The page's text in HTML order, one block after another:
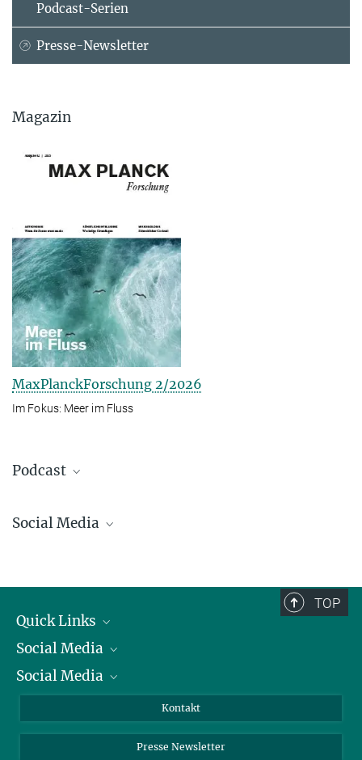
Podcast-Serien
Presse-Newsletter
Magazin
MaxPlanckForschung 2/2026
Im Fokus: Meer im Fluss
Podcast
Drei Rätsel der Ozeane
Social Media
Mastodon
TikTok
Youtube
TOP
Quick Links
Präsident
Zahlen und Fakten
Meldestelle Fehlverhalten
Social Media
Bluesky
Social Media
Instagram
Kontakt
Presse Newsletter